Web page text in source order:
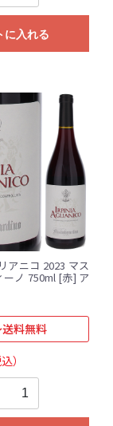
に入れる
アニコ 2023 マス
750ml [赤] ア
料無料
）